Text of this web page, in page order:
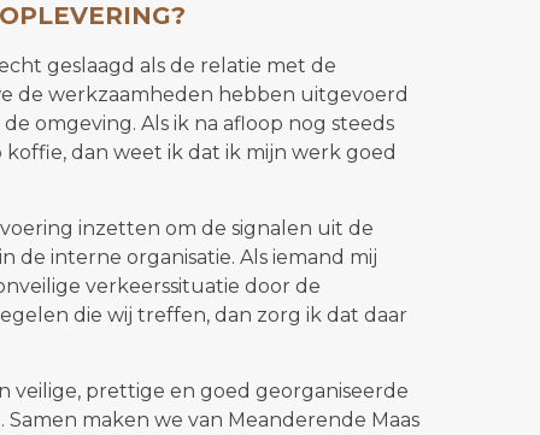
geslaagd als de relatie met de
de werkzaamheden hebben uitgevoerd
omgeving. Als ik na afloop nog steeds
dan weet ik dat ik mijn werk goed
inzetten om de signalen uit de
de interne organisatie. Als iemand mij
verkeerssituatie door de
die wij treffen, dan zorg ik dat daar
veilige, prettige en goed georganiseerde
maken we van Meanderende Maas